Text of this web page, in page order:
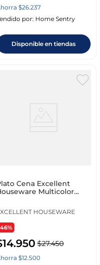
$26.237
por: Home Sentry
Disponible en tiendas
Cena Excellent
Multicolor
HOUSEWARE
14.950 $27.450
$12.500